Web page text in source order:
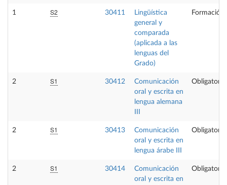
1 S2 30411
Lingüística
general y
comparada
(aplicada a las
lenguas del
Grado)
Formación
2 S1 30412
Comunicación
oral y escrita en
lengua alemana
Obligatoria
2 S1 30413
Comunicación
oral y escrita en
lengua árabe III
Obligatoria
2 S1 30414
Comunicación
oral y escrita en
Obligatoria